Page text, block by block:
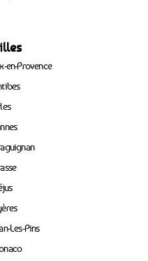
en-Provence
Les-Pins